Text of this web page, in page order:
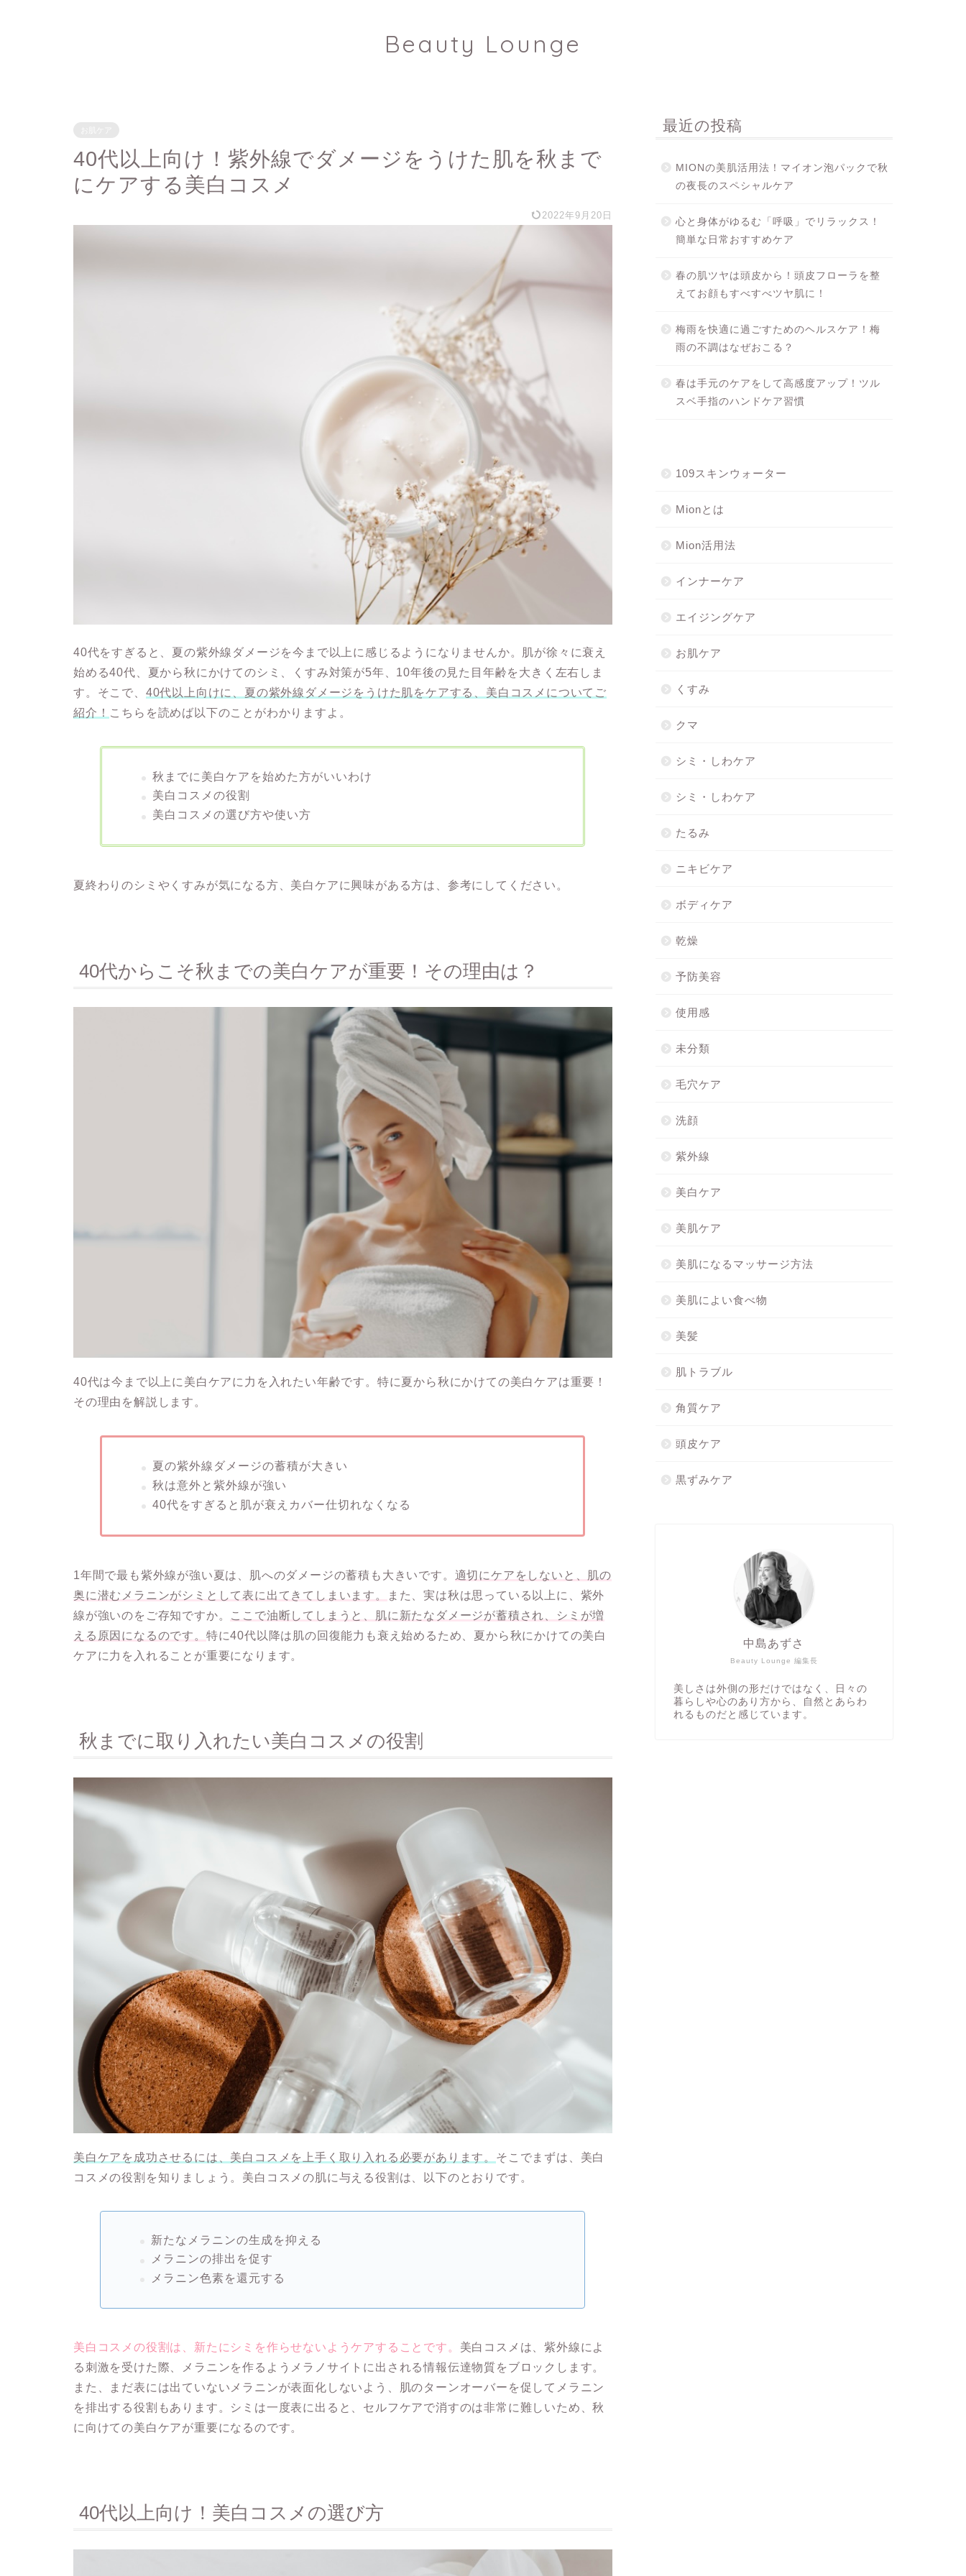
Beauty Lounge
40代以上向け！紫外線でダメージをうけた肌を秋まで
にケアする美白コスメ
2022年9月20日
40代をすぎると、夏の紫外線ダメージを今まで以上に感じるようになりませんか。肌が徐々に衰え
始める40代、夏から秋にかけてのシミ、くすみ対策が5年、10年後の見た目年齢を大きく左右しま
す。そこで、 40代以上向けに、夏の紫外線ダメージをうけた肌をケアする、美白コスメについてご
紹介！ こちらを読めば以下のことがわかりますよ。
秋までに美白ケアを始めた方がいいわけ
美白コスメの役割
美白コスメの選び方や使い方
夏終わりのシミやくすみが気になる方、美白ケアに興味がある方は、参考にしてください。
40代からこそ秋までの美白ケアが重要！その理由は？
40代は今まで以上に美白ケアに力を入れたい年齢です。特に夏から秋にかけての美白ケアは重要！
その理由を解説します。
夏の紫外線ダメージの蓄積が大きい
秋は意外と紫外線が強い
40代をすぎると肌が衰えカバー仕切れなくなる
1年間で最も紫外線が強い夏は、肌へのダメージの蓄積も大きいです。 適切にケアをしないと、肌の
奥に潜むメラニンがシミとして表に出てきてしまいます。
また、実は秋は思っている以上に、紫外
線が強いのをご存知ですか。 ここで油断してしまうと、肌に新たなダメージが蓄積され、シミが増
える原因になるのです。 特に40代以降は肌の回復能力も衰え始めるため、夏から秋にかけての美白
ケアに力を入れることが重要になります。
秋までに取り入れたい美白コスメの役割
美白ケアを成功させるには、美白コスメを上手く取り入れる必要があります。 そこでまずは、美白
コスメの役割を知りましょう。美白コスメの肌に与える役割は、以下のとおりです。
新たなメラニンの生成を抑える
メラニンの排出を促す
メラニン色素を還元する
美白コスメの役割は、新たにシミを作らせないようケアすることです。 美白コスメは、紫外線によ
る刺激を受けた際、メラニンを作るようメラノサイトに出される情報伝達物質をブロックします。
また、まだ表には出ていないメラニンが表面化しないよう、肌のターンオーバーを促してメラニン
を排出する役割もあります。シミは一度表に出ると、セルフケアで消すのは非常に難しいため、秋
に向けての美白ケアが重要になるのです。
40代以上向け！美白コスメの選び方
最近の投稿
MIONの美肌活用法！マイオン泡パックで秋
の夜長のスペシャルケア
心と身体がゆるむ「呼吸」でリラックス！
簡単な日常おすすめケア
春の肌ツヤは頭皮から！頭皮フローラを整
えてお顔もすべすべツヤ肌に！
梅雨を快適に過ごすためのヘルスケア！梅
雨の不調はなぜおこる？
春は手元のケアをして高感度アップ！ツル
スベ手指のハンドケア習慣
109スキンウォーター
Mionとは
Mion活用法
インナーケア
エイジングケア
お肌ケア
くすみ
クマ
シミ・しわケア
シミ・しわケア
たるみ
ニキビケア
ボディケア
乾燥
予防美容
使用感
未分類
毛穴ケア
洗顔
紫外線
美白ケア
美肌ケア
美肌になるマッサージ方法
美肌によい食べ物
美髪
肌トラブル
角質ケア
頭皮ケア
黒ずみケア
Beauty Lounge 編集長
中島あずさ
美しさは外側の形だけではなく、日々の
暮らしや心のあり方から、自然とあらわ
れるものだと感じています。